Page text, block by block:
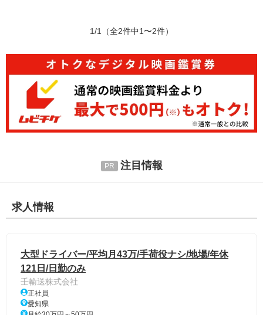
1/1 （全2件中1〜2件）
注目情報
求人情報
大型ドライバー/平均月43万/手荷役ナシ/地場/年休
121日/日勤のみ
壬輸送株式会社
正社員
愛知県